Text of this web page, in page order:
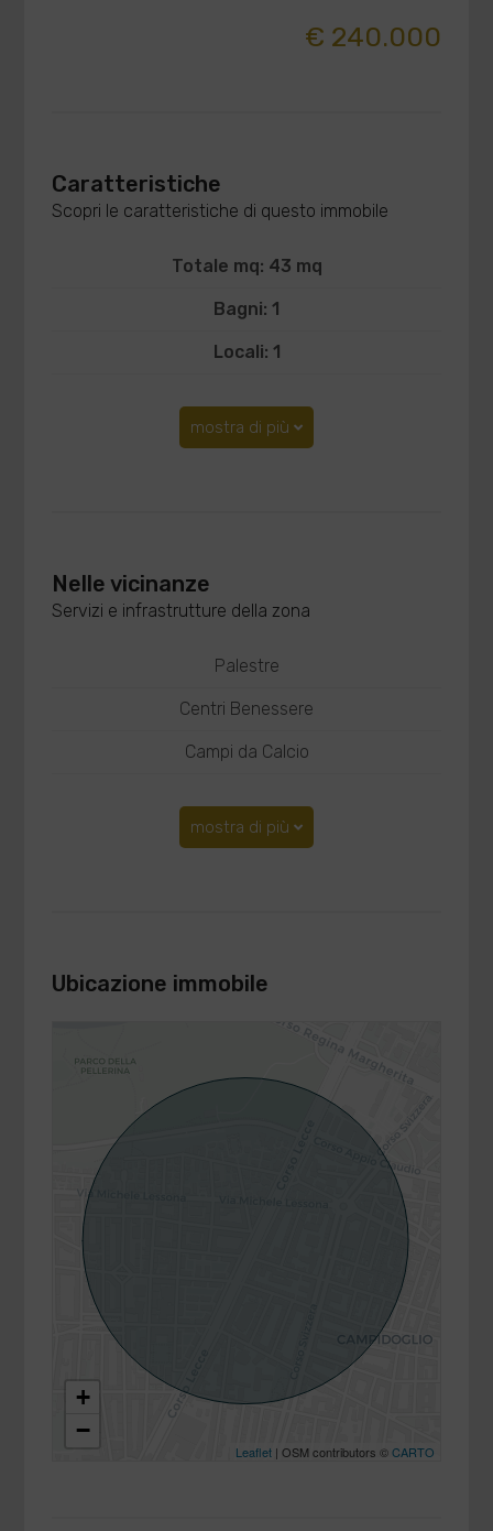
€ 240.000
Caratteristiche
Scopri le caratteristiche di questo immobile
Totale mq: 43 mq
Bagni: 1
Locali: 1
mostra di più
Nelle vicinanze
Servizi e infrastrutture della zona
Palestre
Centri Benessere
Campi da Calcio
mostra di più
Ubicazione immobile
+
−
Leaflet| OSM contributors ©CARTO